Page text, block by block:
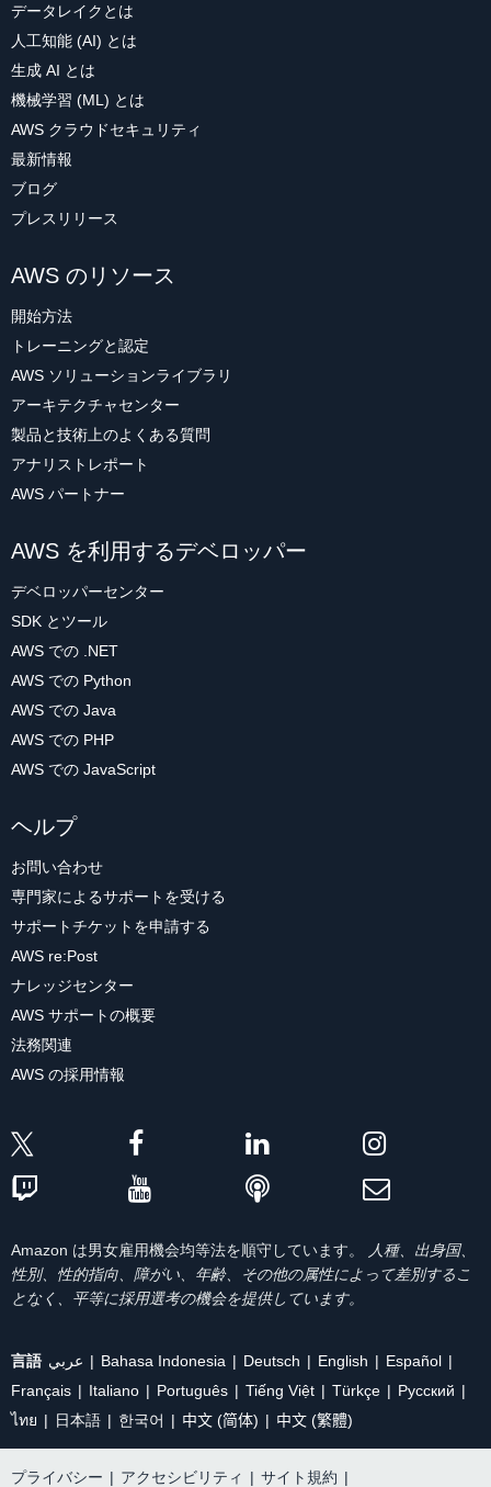
データレイクとは
人工知能 (AI) とは
生成 AI とは
機械学習 (ML) とは
AWS クラウドセキュリティ
最新情報
ブログ
プレスリリース
AWS のリソース
開始方法
トレーニングと認定
AWS ソリューションライブラリ
アーキテクチャセンター
製品と技術上のよくある質問
アナリストレポート
AWS パートナー
AWS を利用するデベロッパー
デベロッパーセンター
SDK とツール
AWS での .NET
AWS での Python
AWS での Java
AWS での PHP
AWS での JavaScript
ヘルプ
お問い合わせ
専門家によるサポートを受ける
サポートチケットを申請する
AWS re:Post
ナレッジセンター
AWS サポートの概要
法務関連
AWS の採用情報
Amazon は男女雇用機会均等法を順守しています。
人種、出身国、
性別、性的指向、障がい、年齢、その他の属性によって差別するこ
となく、平等に採用選考の機会を提供しています。
言語 عربي Bahasa Indonesia Deutsch English
Español
Français
Italiano Português Tiếng Việt Türkçe
Ρусский
ไทย
日本語 한국어 中文 (简体) 中文 (繁體)
プライバシー | アクセシビリティ | サイト規約 |